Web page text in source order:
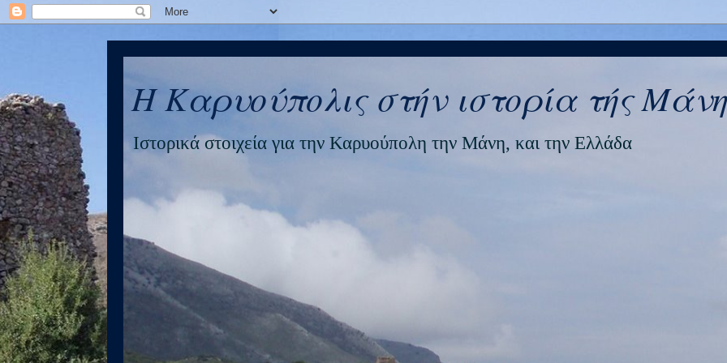
Η Καρυούπολις στήν ιστορία τής
Ιστορικά στοιχεία για την Καρυούπολη την Μάνη, και την Ελλάδα